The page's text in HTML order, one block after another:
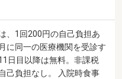
、1回200円の自己負担あ
に同一の医療機関を受診す
日目以降は無料。非課税
己負担なし。 入院時食事